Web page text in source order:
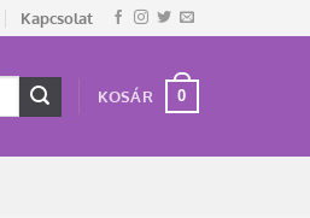
Kapcsolat
KOSÁR 0